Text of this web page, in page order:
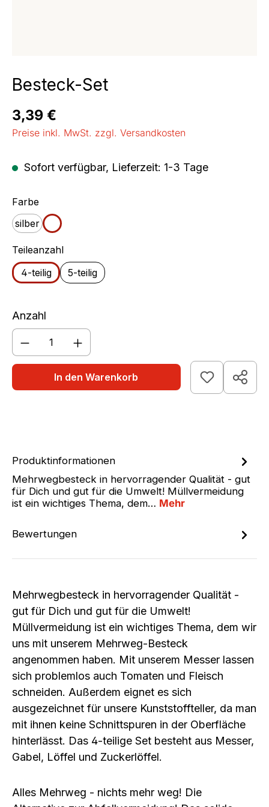
Besteck-Set
Regulärer Preis:
3,39 €
Preise inkl. MwSt. zzgl. Versandkosten
Sofort verfügbar, Lieferzeit: 1-3 Tage
Farbeauswählen
silber
weiß
Teileanzahlauswählen
4-teilig
5-teilig
Anzahl
Produkt Anzahl: Gib den gewünschten
In den Warenkorb
Produktinformationen
Mehrwegbesteck in hervorragender Qualität - gut
für Dich und gut für die Umwelt! Müllvermeidung
ist ein wichtiges Thema, dem… Mehr
Bewertungen
Mehrwegbesteck in hervorragender Qualität -
gut für Dich und gut für die Umwelt!
Müllvermeidung ist ein wichtiges Thema, dem wir
uns mit unserem Mehrweg-Besteck
angenommen haben. Mit unserem Messer lassen
sich problemlos auch Tomaten und Fleisch
schneiden. Außerdem eignet es sich
ausgezeichnet für unsere Kunststoffteller, da man
mit ihnen keine Schnittspuren in der Oberfläche
hinterlässt. Das 4-teilige Set besteht aus Messer,
Gabel, Löffel und Zuckerlöffel.
Alles Mehrweg - nichts mehr weg! Die